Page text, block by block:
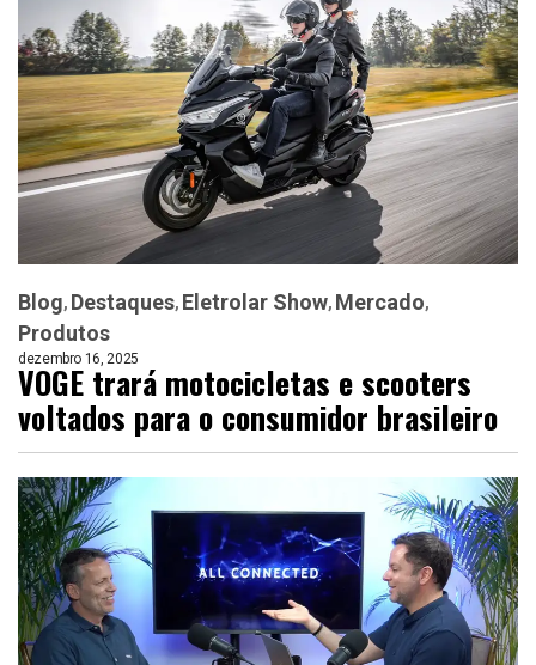
Blog Destaques Eletrolar Show Mercado
Produtos
dezembro 16, 2025
VOGE trará motocicletas e scooters
voltados para o consumidor brasileiro